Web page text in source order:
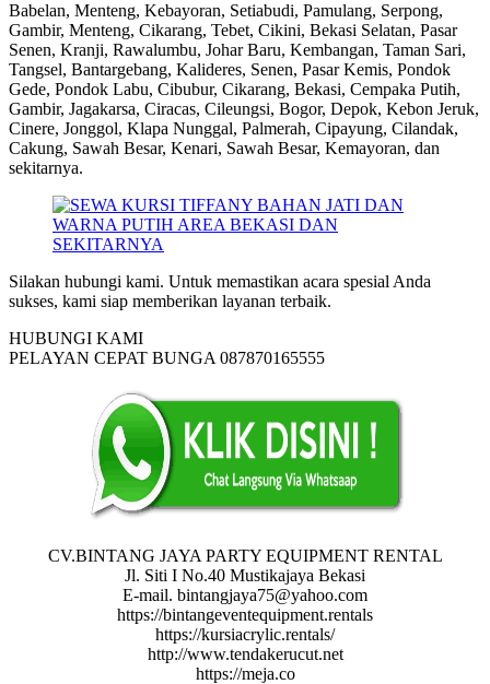
Babelan, Menteng, Kebayoran, Setiabudi, Pamulang, Serpong,
Gambir, Menteng, Cikarang, Tebet, Cikini, Bekasi Selatan, Pasar
Senen, Kranji, Rawalumbu, Johar Baru, Kembangan, Taman Sari,
Tangsel, Bantargebang, Kalideres, Senen, Pasar Kemis, Pondok
Gede, Pondok Labu, Cibubur, Cikarang, Bekasi, Cempaka Putih,
Gambir, Jagakarsa, Ciracas, Cileungsi, Bogor, Depok, Kebon Jeruk,
Cinere, Jonggol, Klapa Nunggal, Palmerah, Cipayung, Cilandak,
Cakung, Sawah Besar, Kenari, Sawah Besar, Kemayoran, dan
sekitarnya.
Silakan hubungi kami. Untuk memastikan acara spesial Anda
sukses, kami siap memberikan layanan terbaik.
HUBUNGI KAMI
PELAYAN CEPAT BUNGA 087870165555
CV.BINTANG JAYA PARTY EQUIPMENT RENTAL
Jl. Siti I No.40 Mustikajaya Bekasi
E-mail. bintangjaya75@yahoo.com
https://bintangeventequipment.rentals
https://kursiacrylic.rentals/
http://www.tendakerucut.net
https://meja.co